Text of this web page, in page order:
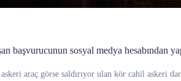
başvurucunun sosyal medya hesabından
araç görse saldırıyor ulan kör cahil askeri